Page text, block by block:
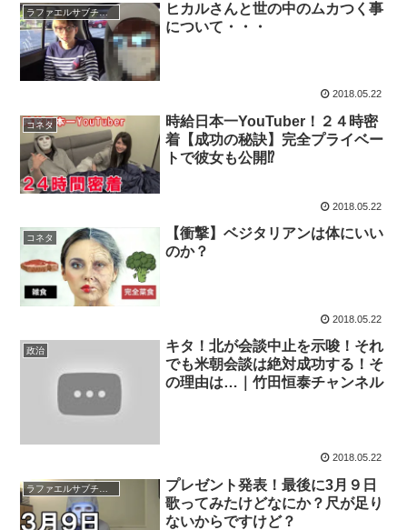
ラファエルサブチャンネル
ヒカルさんと世の中のムカつく事
について・・・
2018.05.22
コネタ
時給日本一YouTuber！２４時密
着【成功の秘訣】完全プライベー
トで彼女も公開⁉
2018.05.22
コネタ
【衝撃】ベジタリアンは体にいい
のか？
2018.05.22
政治
キタ！北が会談中止を示唆！それ
でも米朝会談は絶対成功する！そ
の理由は…｜竹田恒泰チャンネル
2018.05.22
プレゼント発表！最後に3月９日
歌ってみたけどなにか？尺が足り
ないからですけど？